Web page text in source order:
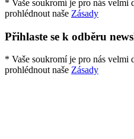
* Vaše soukromí je pro nás velmi
prohlédnout naše Zásady
Přihlaste se k odběru
* Vaše soukromí je pro nás velmi
prohlédnout naše Zásady